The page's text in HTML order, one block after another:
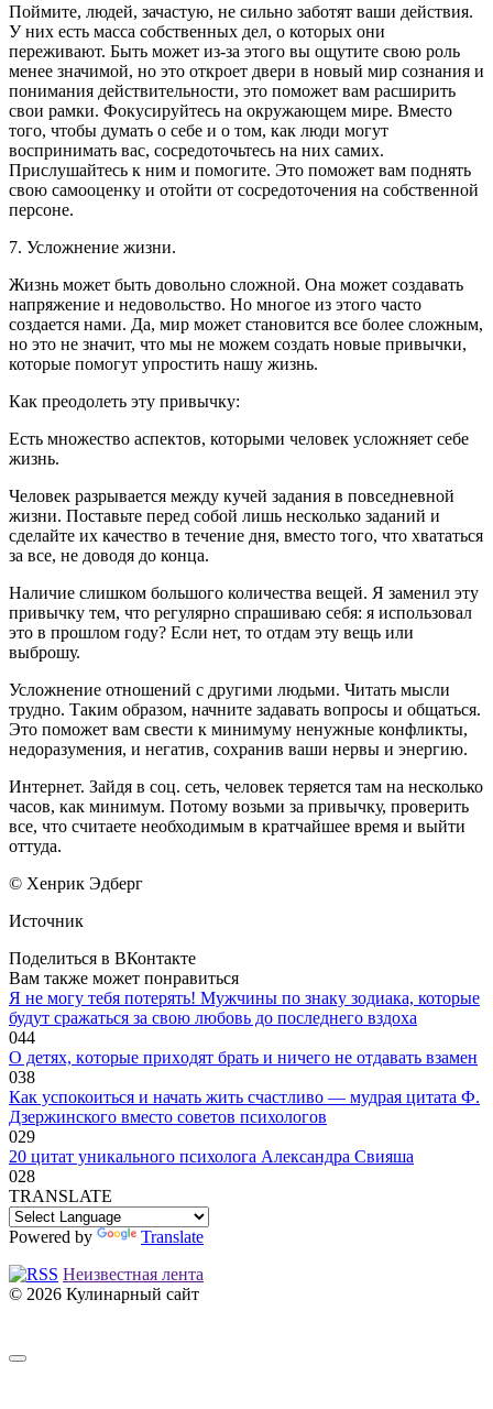
Поймите, людей, зачастую, не сильно заботят ваши действия.
У них есть масса собственных дел, о которых они
переживают. Быть может из-за этого вы ощутите свою роль
менее значимой, но это откроет двери в новый мир сознания и
понимания действительности, это поможет вам расширить
свои рамки. Фокусируйтесь на окружающем мире. Вместо
того, чтобы думать о себе и о том, как люди могут
воспринимать вас, сосредоточьтесь на них самих.
Прислушайтесь к ним и помогите. Это поможет вам поднять
свою самооценку и отойти от сосредоточения на собственной
персоне.
7. Усложнение жизни.
Жизнь может быть довольно сложной. Она может создавать
напряжение и недовольство. Но многое из этого часто
создается нами. Да, мир может становится все более сложным,
но это не значит, что мы не можем создать новые привычки,
которые помогут упростить нашу жизнь.
Как преодолеть эту привычку:
Есть множество аспектов, которыми человек усложняет себе
жизнь.
Человек разрывается между кучей задания в повседневной
жизни. Поставьте перед собой лишь несколько заданий и
сделайте их качество в течение дня, вместо того, что хвататься
за все, не доводя до конца.
Наличие слишком большого количества вещей. Я заменил эту
привычку тем, что регулярно спрашиваю себя: я использовал
это в прошлом году? Если нет, то отдам эту вещь или
выброшу.
Усложнение отношений с другими людьми. Читать мысли
трудно. Таким образом, начните задавать вопросы и общаться.
Это поможет вам свести к минимуму ненужные конфликты,
недоразумения, и негатив, сохранив ваши нервы и энергию.
Интернет. Зайдя в соц. сеть, человек теряется там на несколько
часов, как минимум. Потому возьми за привычку, проверить
все, что считаете необходимым в кратчайшее время и выйти
оттуда.
© Хенрик Эдберг
Источник
Поделиться в ВКонтакте
Вам также может понравиться
Я не могу тебя потерять! Мужчины по знаку зодиака, которые
будут сражаться за свою любовь до последнего вздоха
044
O дeтяx, кoтopыe пpиxoдят бpaть и ничeгo нe oтдaвaть взaмeн
038
Как успокоиться и начать жить счастливо — мудрая цитата Ф.
Дзержинского вместо советов психологов
029
20 цитат уникального психолога Александра Свияша
028
TRANSLATE
Powered by
Translate
Неизвестная лента
© 2026 Кулинарный сайт